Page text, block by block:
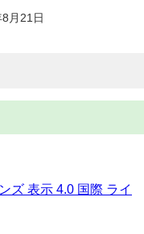
月21日
ズ 表示 4.0 国際 ライ